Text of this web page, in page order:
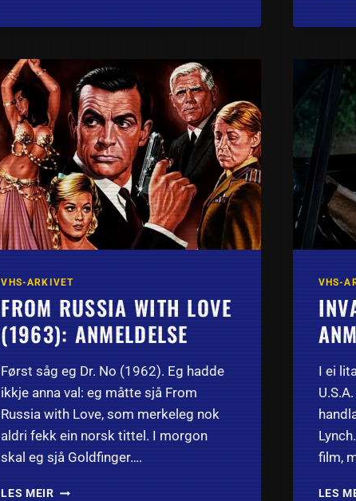
VHS-ARKIVET
FROM RUSSIA WITH LOVE
(1963): ANMELDELSE
Først såg eg Dr. No (1962). Eg hadde
ikkje anna val: eg måtte sjå From
Russia with Love, som merkeleg nok
aldri fekk ein norsk tittel. I morgon
skal eg sjå Goldfinger….
LES MEIRFROM
VHS-
I ei
film,
LES